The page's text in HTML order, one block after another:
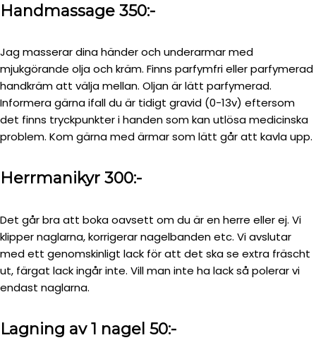
Handmassage 350:-
Jag masserar dina händer och underarmar med
mjukgörande olja och kräm. Finns parfymfri eller parfymerad
handkräm att välja mellan. Oljan är lätt parfymerad.
Informera gärna ifall du är tidigt gravid (0-13v) eftersom
det finns tryckpunkter i handen som kan utlösa medicinska
problem. Kom gärna med ärmar som lätt går att kavla upp.
Herrmanikyr 300:-
Det går bra att boka oavsett om du är en herre eller ej. Vi
klipper naglarna, korrigerar nagelbanden etc. Vi avslutar
med ett genomskinligt lack för att det ska se extra fräscht
ut, färgat lack ingår inte. Vill man inte ha lack så polerar vi
endast naglarna.
Lagning av 1 nagel 50:-